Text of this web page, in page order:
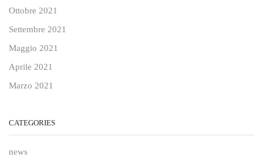
Ottobre 2021
Settembre 2021
Maggio 2021
Aprile 2021
Marzo 2021
CATEGORIES
news